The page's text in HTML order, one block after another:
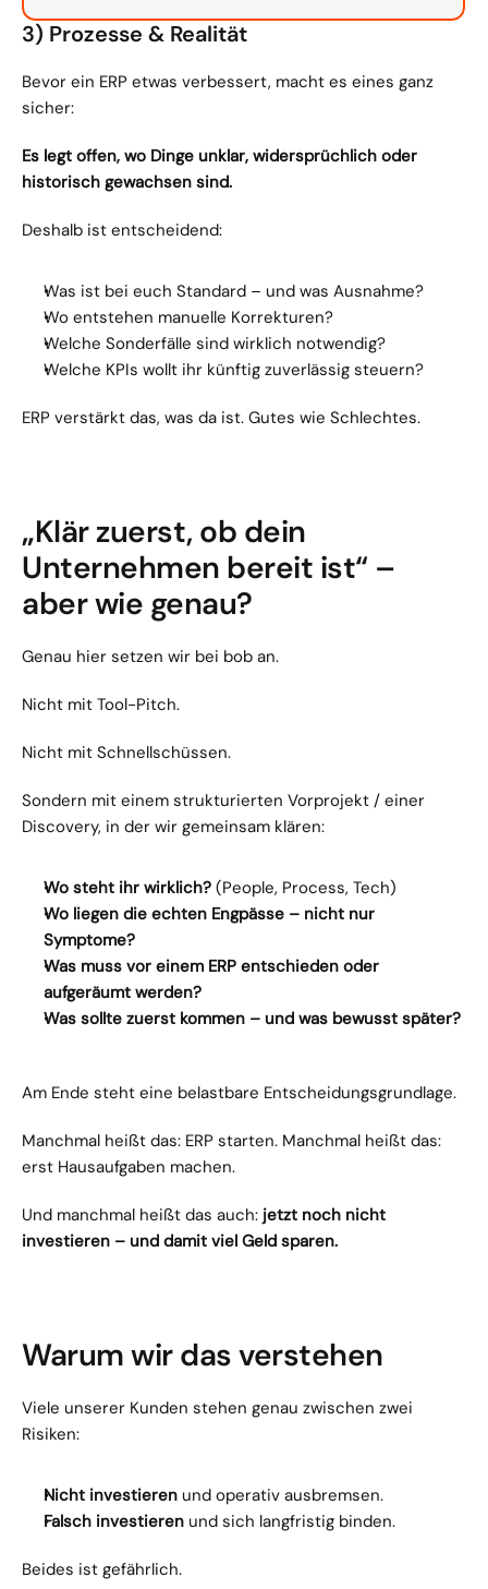
3) Prozesse & Realität
Bevor ein ERP etwas verbessert, macht es eines ganz
sicher:
Es legt offen, wo Dinge unklar, widersprüchlich oder
historisch gewachsen sind.
Deshalb ist entscheidend:
Was ist bei euch Standard – und was Ausnahme?
Wo entstehen manuelle Korrekturen?
Welche Sonderfälle sind wirklich notwendig?
Welche KPIs wollt ihr künftig zuverlässig steuern?
ERP verstärkt das, was da ist. Gutes wie Schlechtes.
„Klär zuerst, ob dein
Unternehmen bereit ist“ –
aber wie genau?
Genau hier setzen wir bei bob an.
Nicht mit Tool-Pitch.
Nicht mit Schnellschüssen.
Sondern mit einem strukturierten Vorprojekt / einer
Discovery, in der wir gemeinsam klären:
Wo steht ihr wirklich? (People, Process, Tech)
Wo liegen die echten Engpässe – nicht nur
Symptome?
Was muss vor einem ERP entschieden oder
aufgeräumt werden?
Was sollte zuerst kommen – und was bewusst später?
Am Ende steht eine belastbare Entscheidungsgrundlage.
Manchmal heißt das: ERP starten. Manchmal heißt das:
erst Hausaufgaben machen.
Und manchmal heißt das auch: jetzt noch nicht
investieren – und damit viel Geld sparen.
Warum wir das verstehen
Viele unserer Kunden stehen genau zwischen zwei
Risiken:
Nicht investieren und operativ ausbremsen.
Falsch investieren und sich langfristig binden.
Beides ist gefährlich.